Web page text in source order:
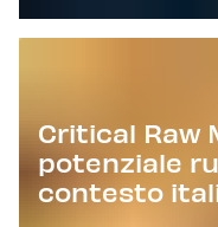
Critical Raw
potenziale
contesto